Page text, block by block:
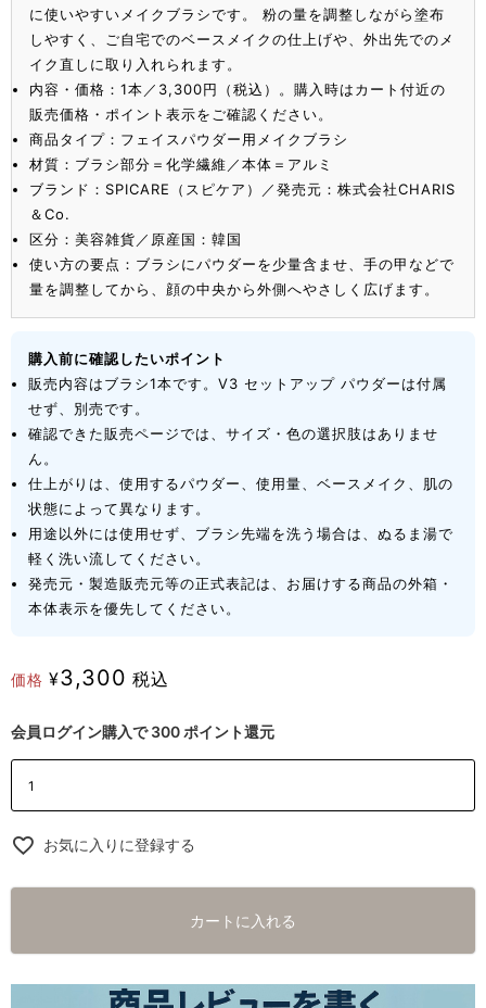
に使いやすいメイクブラシです。 粉の量を調整しながら塗布
しやすく、ご自宅でのベースメイクの仕上げや、外出先でのメ
イク直しに取り入れられます。
内容・価格：1本／3,300円（税込）。購入時はカート付近の
販売価格・ポイント表示をご確認ください。
商品タイプ：フェイスパウダー用メイクブラシ
材質：ブラシ部分＝化学繊維／本体＝アルミ
ブランド：SPICARE（スピケア）／発売元：株式会社CHARIS
＆Co.
区分：美容雑貨／原産国：韓国
使い方の要点：ブラシにパウダーを少量含ませ、手の甲などで
量を調整してから、顔の中央から外側へやさしく広げます。
購入前に確認したいポイント
販売内容はブラシ1本です。V3 セットアップ パウダーは付属
せず、別売です。
確認できた販売ページでは、サイズ・色の選択肢はありませ
ん。
仕上がりは、使用するパウダー、使用量、ベースメイク、肌の
状態によって異なります。
用途以外には使用せず、ブラシ先端を洗う場合は、ぬるま湯で
軽く洗い流してください。
発売元・製造販売元等の正式表記は、お届けする商品の外箱・
本体表示を優先してください。
価格 ¥3,300 税込
会員ログイン購入で 300ポイント還元
お気に入りに登録する
カートに入れる